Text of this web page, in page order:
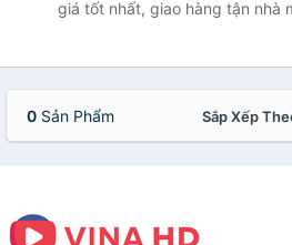
giá tốt nhất, giao hàng tận nhà
0 Sản Phẩm Sắp Xếp